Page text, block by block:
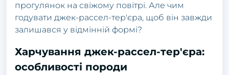
прогулянок на свіжому повітрі. Але чим
годувати джек-рассел-тер'єра, щоб він завжди
залишався у відмінній формі?
Харчування джек-рассел-тер'єра:
особливості породи